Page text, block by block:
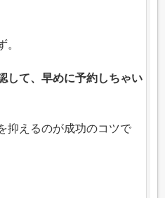
。
して、早めに予約しちゃい
抑えるのが成功のコツで